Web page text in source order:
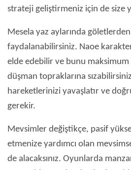
strateji geliştirmeniz için de size
Mesela yaz aylarında
faydalanabilirsiniz. Naoe
elde edebilir ve bunu maksimum
düşman topraklarına
hareketlerinizi yavaşlatır ve
gerekir.
Mevsimler değiştikçe, pasif
etmenize yardımcı olan
de alacaksınız. Oyunlarda